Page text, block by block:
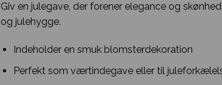
Giv en julegave, der forener elegance og
og julehygge.
Indeholder en smuk blomsterdekoration
Perfekt som værtindegave eller til